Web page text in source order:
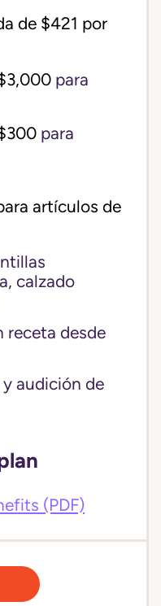
de $421 por
para
para
artículos de
calzado
receta desde
y audición de
(PDF)